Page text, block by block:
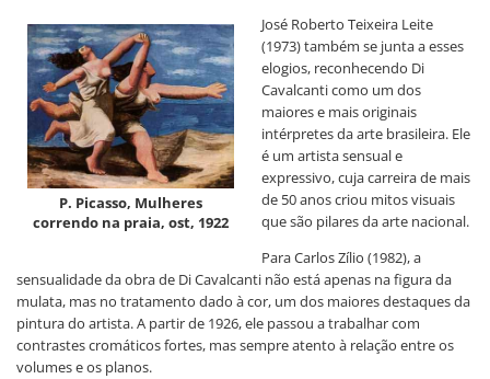
P. Picasso, Mulheres
correndo na praia, ost, 1922
José Roberto Teixeira Leite
(1973) também se junta a esses
elogios, reconhecendo Di
Cavalcanti como um dos
maiores e mais originais
intérpretes da arte brasileira. Ele
é um artista sensual e
expressivo, cuja carreira de mais
de 50 anos criou mitos visuais
que são pilares da arte nacional.
Para Carlos Zílio (1982), a
sensualidade da obra de Di Cavalcanti não está apenas na figura da
mulata, mas no tratamento dado à cor, um dos maiores destaques da
pintura do artista. A partir de 1926, ele passou a trabalhar com
contrastes cromáticos fortes, mas sempre atento à relação entre os
volumes e os planos.